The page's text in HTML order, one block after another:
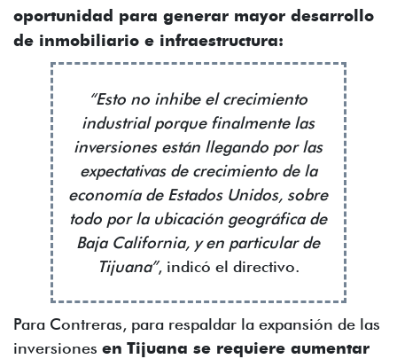
oportunidad para generar mayor desarrollo
de inmobiliario e infraestructura:
“Esto no inhibe el crecimiento
industrial porque finalmente las
inversiones están llegando por las
expectativas de crecimiento de la
economía de Estados Unidos, sobre
todo por la ubicación geográfica de
Baja California, y en particular de
Tijuana”, indicó el directivo.
Para Contreras, para respaldar la expansión de las
inversiones en Tijuana se requiere aumentar